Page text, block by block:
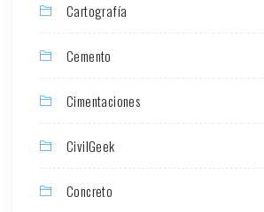
Cartografía
Cemento
Cimentaciones
CivilGeek
Concreto